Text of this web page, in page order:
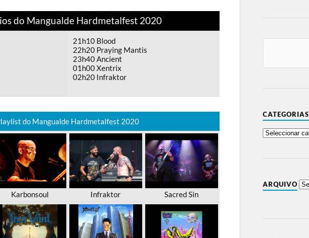
do Mangualde Hardmetalfest 2020
21h10 Blood
22h20 Praying Mantis
23h40 Ancient
01h00 Xentrix
02h20 Infraktor
do Mangualde Hardmetalfest 2020
Karbonsoul Infraktor Sacred Sin
CATEGORIAS
ARQUIVO